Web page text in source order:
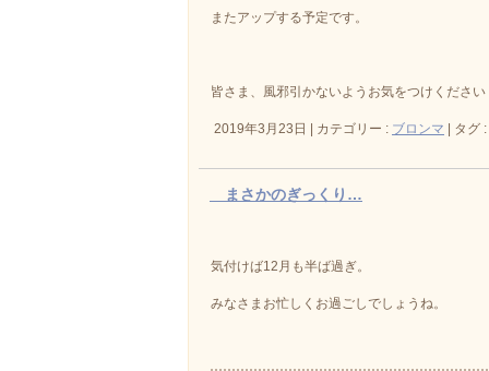
またアップする予定です。
皆さま、風邪引かないようお気をつけください
2019年3月23日 カテゴリー : ブロンマ タグ :
まさかのぎっくり…
気付けば12月も半ば過ぎ。
みなさまお忙しくお過ごしでしょうね。